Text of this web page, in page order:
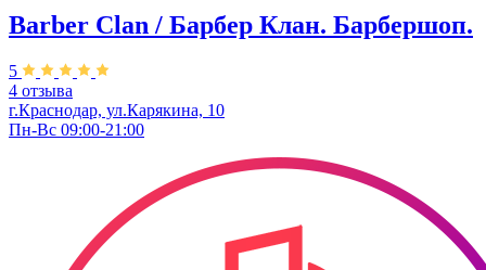
Barber Clan / Барбер Клан. ​Барбершоп.
5
4 отзыва
г.Краснодар, ул.Карякина, 10
Пн-Вс 09:00-21:00